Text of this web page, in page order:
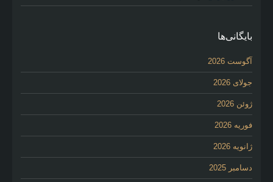
بایگانی‌ها
آگوست 2026
جولای 2026
ژوئن 2026
فوریه 2026
ژانویه 2026
دسامبر 2025